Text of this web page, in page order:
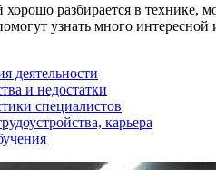
хорошо разбирается в технике,
узнать много
деятельности
и недостатки
специалистов
карьера